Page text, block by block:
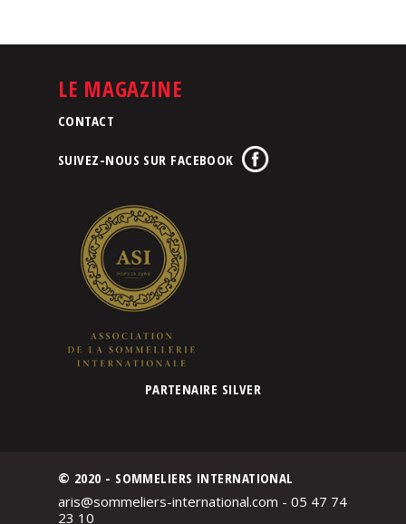
LE MAGAZINE
CONTACT
SUIVEZ-NOUS SUR FACEBOOK
PARTENAIRE SILVER
© 2020 - SOMMELIERS INTERNATIONAL
aris@sommeliers-international.com - 05 47 74
23 10